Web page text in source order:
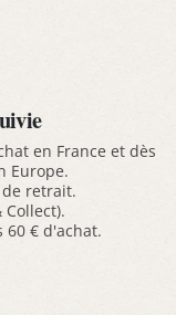
en France et dès
Europe.
de retrait.
60 € d'achat.